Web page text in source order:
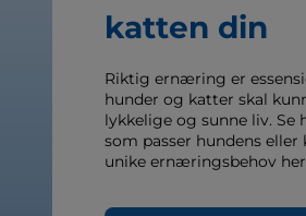
katten din
Riktig ernæring er
hunder og katter skal
lykkelige og sunne liv. Se
som passer hundens eller
unike ernæringsbehov